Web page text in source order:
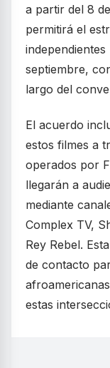
a partir del 8
permitirá el
independientes
septiembre,
largo del
El acuerdo
estos filmes a
operados por
llegarán a
mediante
Complex TV,
Rey Rebel.
de contacto
estas